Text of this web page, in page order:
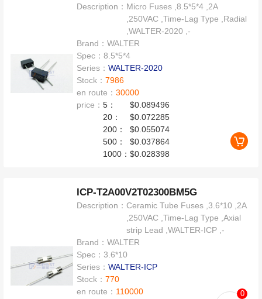
Description： Micro Fuses ,8.5*5*4 ,2A
,250VAC ,Time-Lag Type ,Radial
,WALTER-2020 ,-
Brand：WALTER
Spec：8.5*5*4
Series：WALTER-2020
Stock：7986
en route：30000
price：5：
$0.089496
20：
$0.072285
200：
$0.055074
500：
$0.037864
1000：$0.028398
ICP-T2A00V2T02300BM5G
Description：Ceramic Tube Fuses ,3.6*10 ,2A
,250VAC ,Time-Lag Type ,Axial
strip Lead ,WALTER-ICP ,-
Brand：WALTER
Spec：3.6*10
Series：WALTER-ICP
Stock：770
en route： 110000
0